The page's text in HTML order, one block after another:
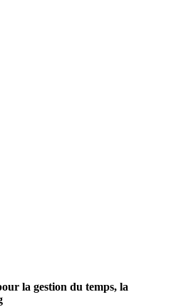
la gestion du temps, la